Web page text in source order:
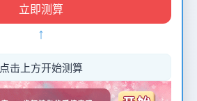
↑
点击上方开始测算